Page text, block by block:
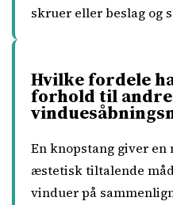
skruer eller beslag og
Hvilke fordele
forhold til andre
En knopstang giver
æstetisk tiltalende
vinduer på